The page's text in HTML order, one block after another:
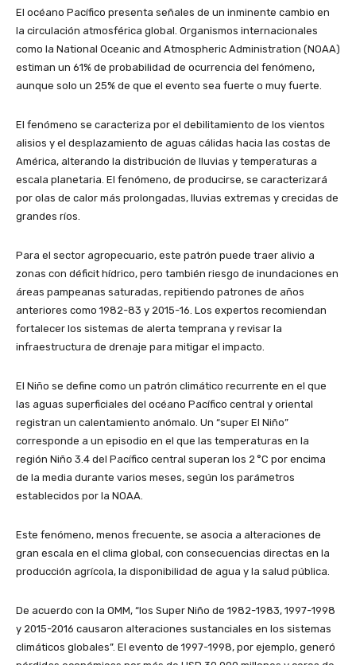
El océano Pacífico presenta señales de un inminente cambio en
la circulación atmosférica global. Organismos internacionales
como la National Oceanic and Atmospheric Administration (NOAA)
estiman un 61% de probabilidad de ocurrencia del fenómeno,
aunque solo un 25% de que el evento sea fuerte o muy fuerte.
El fenómeno se caracteriza por el debilitamiento de los vientos
alisios y el desplazamiento de aguas cálidas hacia las costas de
América, alterando la distribución de lluvias y temperaturas a
escala planetaria. El fenómeno, de producirse, se caracterizará
por olas de calor más prolongadas, lluvias extremas y crecidas de
grandes ríos.
Para el sector agropecuario, este patrón puede traer alivio a
zonas con déficit hídrico, pero también riesgo de inundaciones en
áreas pampeanas saturadas, repitiendo patrones de años
anteriores como 1982-83 y 2015-16. Los expertos recomiendan
fortalecer los sistemas de alerta temprana y revisar la
infraestructura de drenaje para mitigar el impacto.
El Niño se define como un patrón climático recurrente en el que
las aguas superficiales del océano Pacífico central y oriental
registran un calentamiento anómalo. Un “super El Niño”
corresponde a un episodio en el que las temperaturas en la
región Niño 3.4 del Pacífico central superan los 2 °C por encima
de la media durante varios meses, según los parámetros
establecidos por la NOAA.
Este fenómeno, menos frecuente, se asocia a alteraciones de
gran escala en el clima global, con consecuencias directas en la
producción agrícola, la disponibilidad de agua y la salud pública.
De acuerdo con la OMM, “los Super Niño de 1982-1983, 1997-1998
y 2015-2016 causaron alteraciones sustanciales en los sistemas
climáticos globales”. El evento de 1997-1998, por ejemplo, generó